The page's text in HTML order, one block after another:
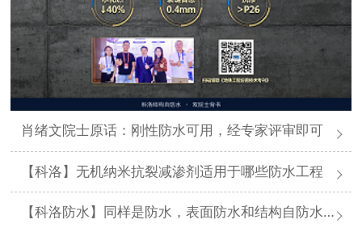
肖绪文院士原话：刚性防水可用，经专家评审即可
【科洛】无机纳米抗裂减渗剂适用于哪些防水工程
【科洛防水】同样是防水，表面防水和结构自防水差在哪